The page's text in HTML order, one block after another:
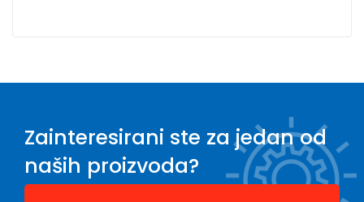
Zainteresirani ste za jedan od
naših proizvoda?